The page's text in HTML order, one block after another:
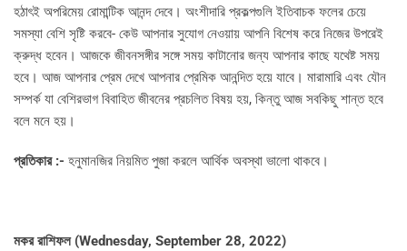
হঠাৎই অপরিমেয় রোমান্টিক আনন্দ দেবে। অংশীদারি প্রকল্পগুলি ইতিবাচক ফলের চেয়ে
সমস্যা বেশি সৃষ্টি করবে- কেউ আপনার সুযোগ নেওয়ায় আপনি বিশেষ করে নিজের উপরেই
ক্রুদ্ধ হবেন। আজকে জীবনসঙ্গীর সঙ্গে সময় কাটানোর জন্য আপনার কাছে যথেষ্ট সময়
হবে। আজ আপনার প্রেম দেখে আপনার প্রেমিক আনন্দিত হয়ে যাবে। মারামারি এবং যৌন
সম্পর্ক যা বেশিরভাগ বিবাহিত জীবনের প্রচলিত বিষয় হয়, কিন্তু আজ সবকিছু শান্ত হবে
বলে মনে হয়।
প্রতিকার :- হনুমানজির নিয়মিত পুজা করলে আর্থিক অবস্থা ভালো থাকবে।
মকর রাশিফল (Wednesday, September 28, 2022)